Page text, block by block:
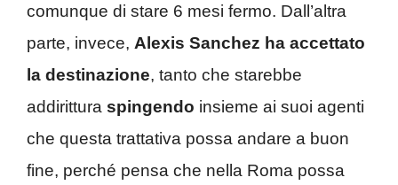
comunque di stare 6 mesi fermo. Dall’altra
parte, invece, Alexis Sanchez ha accettato
la destinazione, tanto che starebbe
addirittura spingendo insieme ai suoi agenti
che questa trattativa possa andare a buon
fine, perché pensa che nella Roma possa